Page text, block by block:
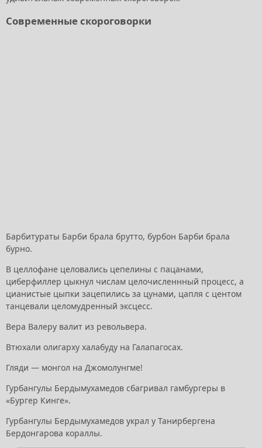
Современные скороговорки
Барбитураты Барби брала брутто, бурбон Барби брала
бурно.
В целлофане целовались цепелины с пацанами,
циберфиллер цыкнул числам целочисленнный процесс, а
цианистые цыпки зацепились за цунами, цапля с центом
танцевали целомудренный эксцесс.
Вера Валеру валит из револьвера.
Втюхали олигарху халабуду на Галапагосах.
Гляди — монгол на Джомолунгме!
Гурбангулы Бердымухамедов сбагривал гамбургеры в
«Бургер Кинге».
Гурбангулы Бердымухамедов украл у Танирбергена
Бердонгарова кораллы.